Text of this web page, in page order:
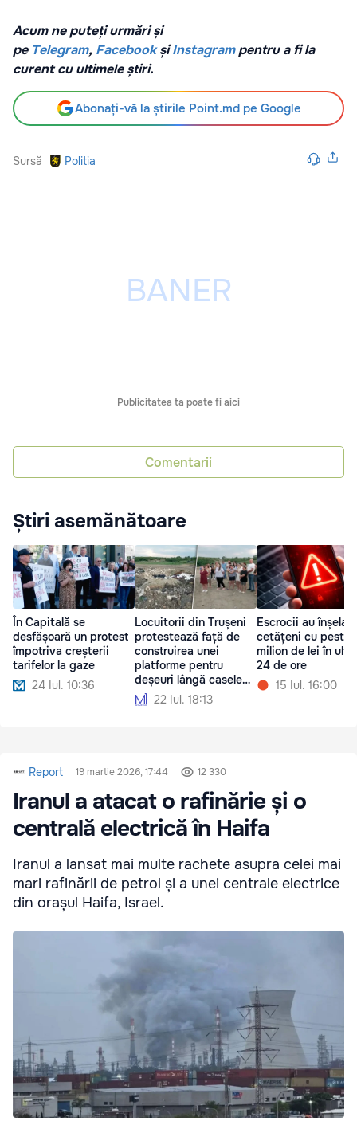
Acum ne puteți urmări și
pe Telegram, Facebook șiInstagrampentru a fi la
curent cu ultimele știri.
Abonați-vă la știrile Point.md pe Google
Sursă Politia
Publicitatea ta poate fi aici
Comentarii
Știri asemănătoare
În Capitală se
desfășoară un protest
împotriva creșterii
tarifelor la gaze
24 Iul. 10:36
Locuitorii din Trușeni
protestează față de
construirea unei
platforme pentru
deșeuri lângă casele
lor 22 Iul. 18:13
Escrocii au înșelat
cetățeni cu peste
milion de lei în
24 de ore
15 Iul. 16:00
Report 19 martie 2026, 17:44 12 330
Iranul a atacat o rafinărie și o
centrală electrică în Haifa
Iranul a lansat mai multe rachete asupra celei mai
mari rafinării de petrol și a unei centrale electrice
din orașul Haifa, Israel.